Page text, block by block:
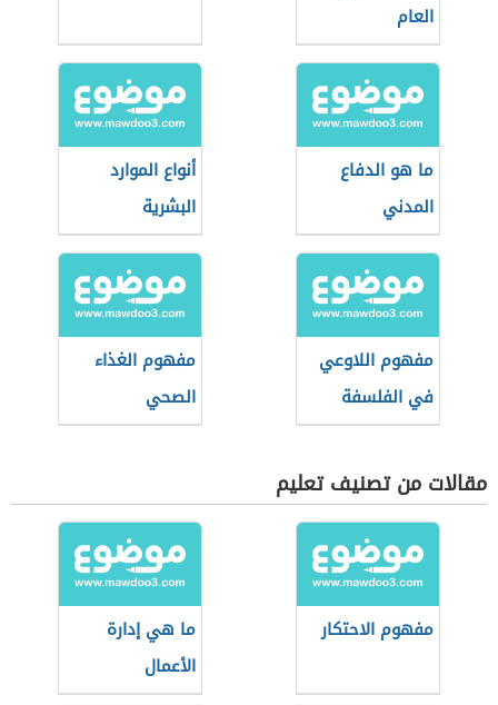
العام
ما هو الدفاع
المدني
أنواع الموارد
البشرية
مفهوم اللاوعي
في الفلسفة
مفهوم الغذاء
الصحي
مقالات من تصنيف تعليم
مفهوم الاحتكار
ما هي إدارة
الأعمال